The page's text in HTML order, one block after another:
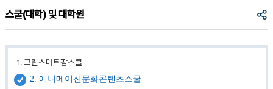
스쿨(대학) 및 대학원
공
1. 그린스마트팜스쿨
2. 애니메이션문화콘텐츠스쿨